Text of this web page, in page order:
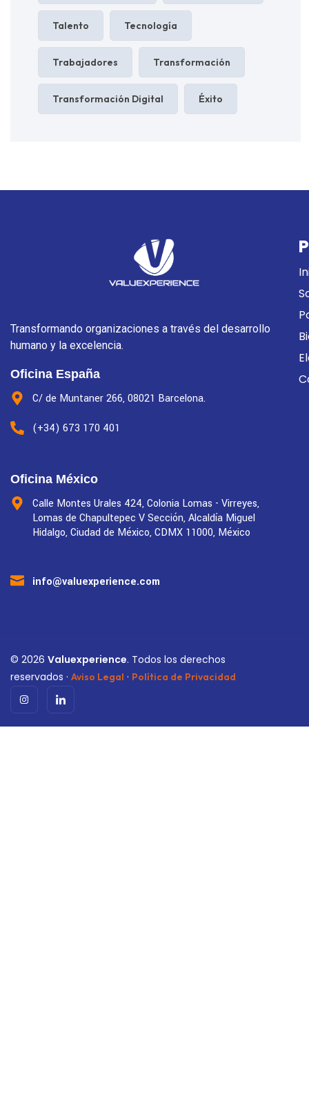
Talento Tecnología
Trabajadores Transformación
Transformación Digital Éxito
Transformando organizaciones a través del desarrollo
humano y la excelencia.
Oficina España
C/ de Muntaner 266, 08021 Barcelona.
(+34) 673 170 401
Oficina México
Calle Montes Urales 424, Colonia Lomas - Virreyes,
Lomas de Chapultepec V Sección, Alcaldía Miguel
Hidalgo, Ciudad de México, CDMX 11000, México
info@valuexperience.com
© 2026 Valuexperience. Todos los derechos
reservados · Aviso Legal · Política de Privacidad